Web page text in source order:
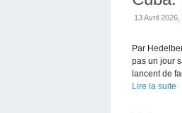
13 Avril
Par
pas un jour
lancent de
Lire la suite